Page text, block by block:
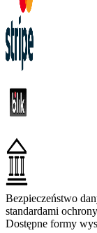
Bezpieczeństwo
standardami
Dostępne formy